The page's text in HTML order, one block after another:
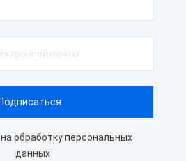
на обработку персональных
данных